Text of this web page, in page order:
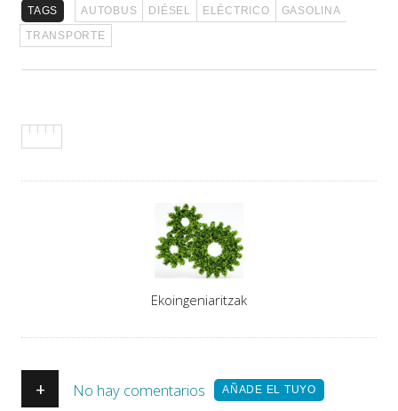
TAGS AUTOBUS DIÉSEL ELÉCTRICO
GASOLINA
TRANSPORTE
Ekoingeniaritzak
+ No hay comentarios AÑADE EL TUYO